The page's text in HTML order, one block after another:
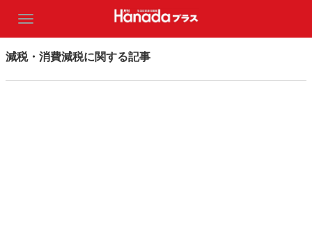
減税・消費減税に関する記事